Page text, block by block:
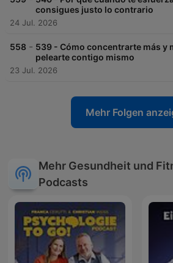
¿Te apuntas?
https://www.spreaker.com/podcast/
-5343176/support.
consigues justo lo contrario
24 Jul. 2026
558 - 539 - Cómo concentrarte más y
pelearte contigo mismo
23 Jul. 2026
Mehr Folgen
Mehr Gesundheit und
Podcasts